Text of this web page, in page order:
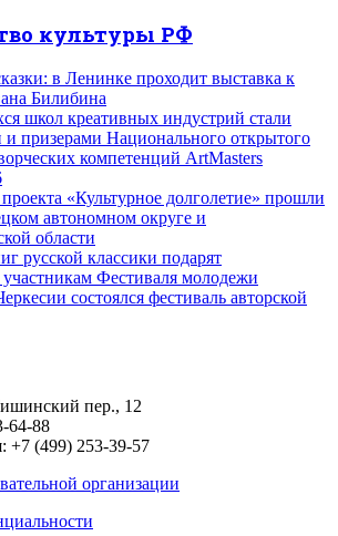
культуры РФ
в Ленинке проходит выставка к
Билибина
школ креативных индустрий стали
и призерами Национального открытого
компетенций ArtMasters
«Культурное долголетие» прошли
автономном округе и
области
русской классики подарят
Фестиваля молодежи
состоялся фестиваль авторской
пер., 12
64-88
+7 (499) 253-39-57
организации